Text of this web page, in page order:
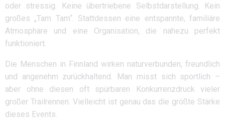
oder stressig. Keine übertriebene Selbstdarstellung. Kein
großes „Tam Tam“. Stattdessen eine entspannte, familiäre
Atmosphäre und eine Organisation, die nahezu perfekt
funktioniert.
Die Menschen in Finnland wirken naturverbunden, freundlich
und angenehm zurückhaltend. Man misst sich sportlich –
aber ohne diesen oft spürbaren Konkurrenzdruck vieler
großer Trailrennen. Vielleicht ist genau das die größte Stärke
dieses Events.